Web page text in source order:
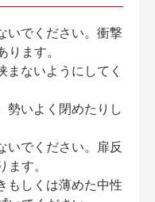
いでください。衝撃
ます。
ないようにしてく
勢いよく閉めたりし
いでください。扉反
す。
もしくは薄めた中性